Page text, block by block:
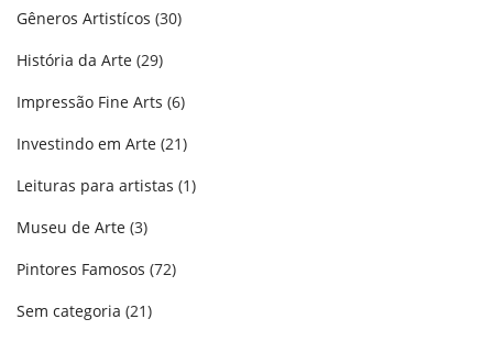
Gêneros Artistícos (30)
História da Arte (29)
Impressão Fine Arts (6)
Investindo em Arte (21)
Leituras para artistas (1)
Museu de Arte (3)
Pintores Famosos (72)
Sem categoria (21)